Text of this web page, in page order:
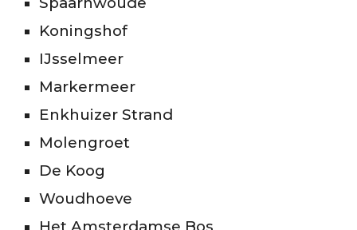
Koningshof
IJsselmeer
Markermeer
Enkhuizer Strand
Molengroet
De Koog
Woudhoeve